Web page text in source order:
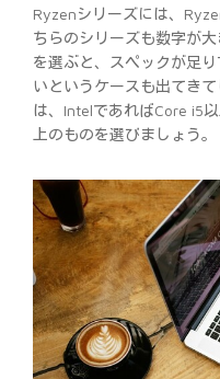
Ryzenシリーズには、
ちらのシリーズも数字が
を選ぶと、スペックが足
いというケースも出てき
は、IntelであればCore i5
上のものを選びましょう。